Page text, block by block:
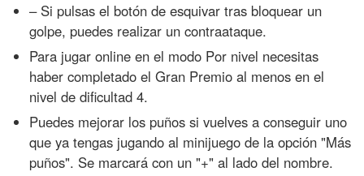
– Si pulsas el botón de esquivar tras bloquear un
golpe, puedes realizar un contraataque.
Para jugar online en el modo Por nivel necesitas
haber completado el Gran Premio al menos en el
nivel de dificultad 4.
Puedes mejorar los puños si vuelves a conseguir uno
que ya tengas jugando al minijuego de la opción "Más
puños". Se marcará con un "+" al lado del nombre.